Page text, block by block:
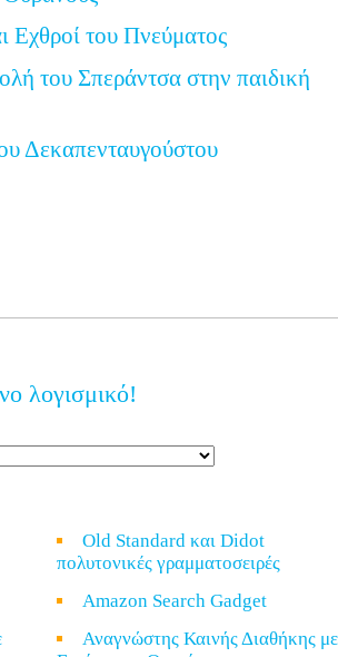
Εχθροί του Πνεύματος
του Σπεράντσα στην παιδική
Δεκαπενταυγούστου
λογισμικό!
Old Standard και Didot
πολυτονικές γραμματοσειρές
Amazon Search Gadget
Αναγνώστης Καινής Διαθήκης με